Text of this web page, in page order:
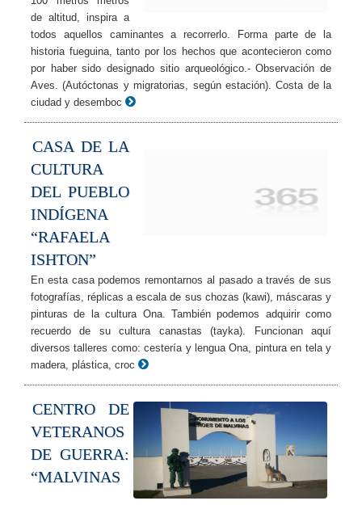
de altitud, inspira a
todos aquellos caminantes a recorrerlo. Forma parte de la
historia fueguina, tanto por los hechos que acontecieron como
por haber sido designado sitio arqueológico.- Observación de
Aves. (Autóctonas y migratorias, según estación). Costa de la
ciudad y desemboc
CASA DE LA
CULTURA
DEL PUEBLO
INDÍGENA
“RAFAELA
ISHTON”
En esta casa podemos remontarnos al pasado a través de sus
fotografías, réplicas a escala de sus chozas (kawi), máscaras y
pinturas de la cultura Ona. También podemos adquirir como
recuerdo de su cultura canastas (tayka). Funcionan aquí
diversos talleres como: cestería y lengua Ona, pintura en tela y
madera, plástica, croc
CENTRO DE
VETERANOS
DE GUERRA:
“MALVINAS